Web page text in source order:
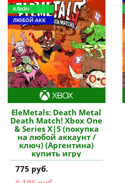
КЛЮЧ
ЛЮБОЙ АКК
EleMetals: Death Metal
Death Match! Xbox One
& Series X|S (покупка
на любой аккаунт /
ключ) (Аргентина)
купить игру
775 руб.